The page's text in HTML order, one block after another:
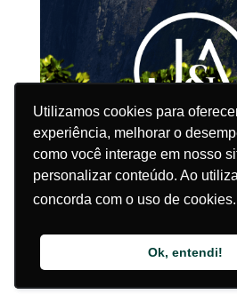
Utilizamos cookies para
experiência, melhorar o
como você interage em nosso
personalizar conteúdo. Ao
concorda com o uso de cookies.
Ok, entendi!
Utilizamos cookies para
experiência, melhorar o
como você interage em nosso
personalizar conteúdo. Ao
concorda com o uso de cookies.
Ok, entendi!